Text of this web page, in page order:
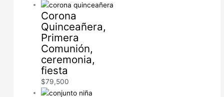
Corona
Quinceañera,
Primera
Comunión,
ceremonia,
fiesta
$79,500